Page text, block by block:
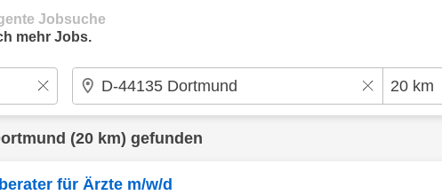
Jobsuche
mehr Jobs.
(20 km) gefunden
für Ärzte m/w/d